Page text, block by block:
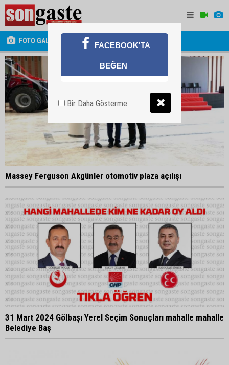
FOTO GALERİ
Massey Ferguson Akgünler otomotiv plaza açılışı
31 Mart 2024 Gölbaşı Yerel Seçim Sonuçları mahalle mahalle
Belediye Baş
FACEBOOK'TA
BEĞEN
Bir Daha Gösterme